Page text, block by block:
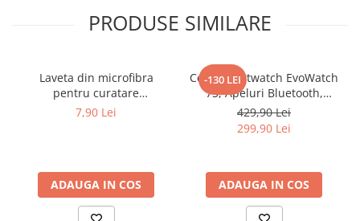
PRODUSE SIMILARE
Laveta din microfibra
pentru curatare
Smartwatch Evolve-x
7,90 Lei
ADAUGA IN COS
-130 LEI
Ceas Smartwatch EvoWatch
7S, Apeluri Bluetooth,
Monitorizare Sanatate,
Notificari Aplicatii,
compatibil iOS si Android
429,90 Lei
299,90 Lei
ADAUGA IN COS